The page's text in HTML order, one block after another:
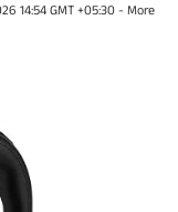
14:54 GMT +05:30 -More